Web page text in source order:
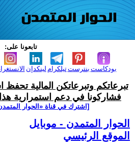
تابعونا على:
لينكدإن تيلكرامبنترست بودكاست
تبرعاتكم وتبرعاتكن المالية تحفظ
فشاركونا في دعم استمرارية
[اشترك في قناة ‫«الحوار
الحوار المتمدن - موبايل
الموقع الرئيسي